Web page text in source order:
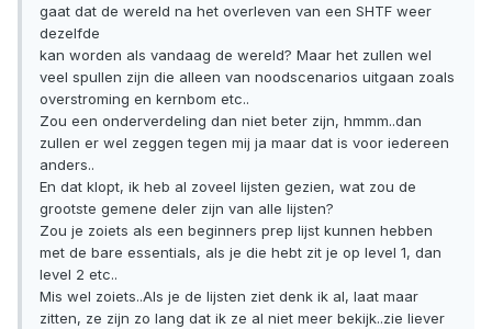
gaat dat de wereld na het overleven van een SHTF weer
dezelfde
kan worden als vandaag de wereld? Maar het zullen wel
veel spullen zijn die alleen van noodscenarios uitgaan zoals
overstroming en kernbom etc..
Zou een onderverdeling dan niet beter zijn, hmmm..dan
zullen er wel zeggen tegen mij ja maar dat is voor iedereen
anders..
En dat klopt, ik heb al zoveel lijsten gezien, wat zou de
grootste gemene deler zijn van alle lijsten?
Zou je zoiets als een beginners prep lijst kunnen hebben
met de bare essentials, als je die hebt zit je op level 1, dan
level 2 etc..
Mis wel zoiets..Als je de lijsten ziet denk ik al, laat maar
zitten, ze zijn zo lang dat ik ze al niet meer bekijk..zie liever